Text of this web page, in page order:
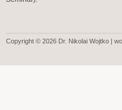
Copyright © 2026 Dr. Nikolai Wojtko |